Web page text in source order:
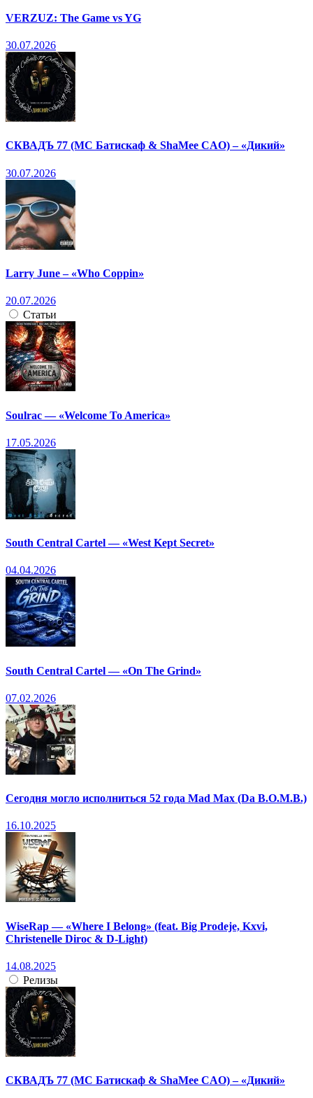
VERZUZ: The Game vs YG
30.07.2026
СКВАДЪ 77 (МС Батискаф & ShaMee CAO) – «Дикий»
30.07.2026
Larry June – «Who Coppin»
20.07.2026
Статьи
Soulrac — «Welcome To America»
17.05.2026
South Central Cartel — «West Kept Secret»
04.04.2026
South Central Cartel — «On The Grind»
07.02.2026
Сегодня могло исполниться 52 года Mad Max (Da B.O.M.B.)
16.10.2025
WiseRap — «Where I Belong» (feat. Big Prodeje, Kxvi,
Christenelle Diroc & D-Light)
14.08.2025
Релизы
СКВАДЪ 77 (МС Батискаф & ShaMee CAO) – «Дикий»